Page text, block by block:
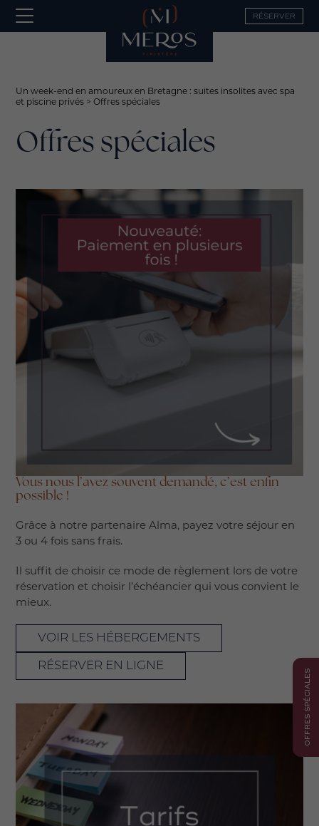
RÉSERVER
Un week-end en amoureux en Bretagne : suites insolites avec spa
et piscine privés >Offres spéciales
Offres spéciales
Vous nous l’avez souvent demandé, c’est enfin
possible !
Grâce à notre partenaire Alma, payez votre séjour en
3 ou 4 fois sans frais.
Il suffit de choisir ce mode de règlement lors de votre
réservation et choisir l’échéancier qui vous convient le
mieux.
VOIR LES HÉBERGEMENTS
RÉSERVER EN LIGNE
OFFRES SPÉCIALES